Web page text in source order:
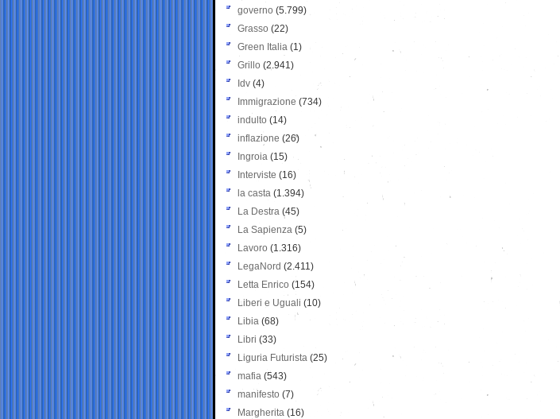
governo (5.799)
Grasso (22)
Green Italia (1)
Grillo (2.941)
Idv (4)
Immigrazione (734)
indulto (14)
inflazione (26)
Ingroia (15)
Interviste (16)
la casta (1.394)
La Destra (45)
La Sapienza (5)
Lavoro (1.316)
LegaNord (2.411)
Letta Enrico (154)
Liberi e Uguali (10)
Libia (68)
Libri (33)
Liguria Futurista (25)
mafia (543)
manifesto (7)
Margherita (16)